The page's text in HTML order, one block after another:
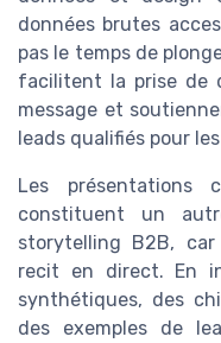
données brutes
pas le temps de
facilitent la prise de
message et
leads qualifiés pour
Les présentations
constituent un
storytelling B2B,
recit en direct. En
synthétiques, des
des exemples de